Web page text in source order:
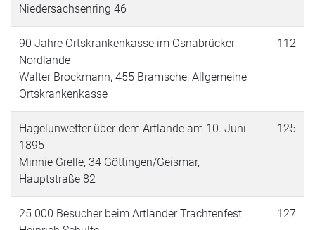
Niedersachsenring 46
90 Jahre Ortskrankenkasse im Osnabrücker
Nordlande
Walter Brockmann, 455 Bramsche, Allgemeine
Ortskrankenkasse
112
Hagelunwetter über dem Artlande am 10. Juni
1895
Minnie Grelle, 34 Göttingen/Geismar,
Hauptstraße 82
125
25 000 Besucher beim Artländer Trachtenfest
127